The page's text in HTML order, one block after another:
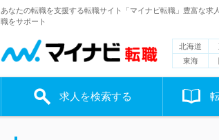
あなたの転職を支援する転職サイト「マイナビ転職」豊富な求
職をサポート
北海道
東海
求人を検索する